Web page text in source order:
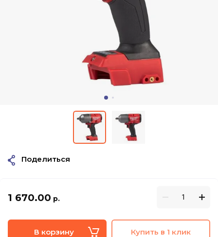
1 670.00 р.
В корзину Купить в 1 клик
Поделиться